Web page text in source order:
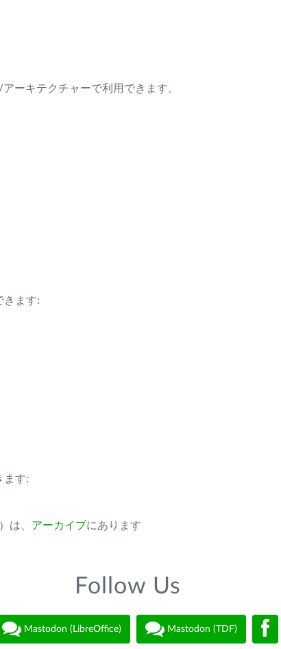
ーキテクチャーで利用できます。
きます:
ます:
は、 アーカイブにあります
Follow Us
Mastodon (LibreOffice) Mastodon (TDF)